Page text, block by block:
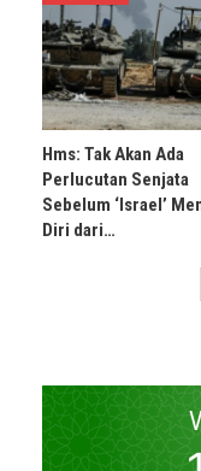
Hms: Tak Akan Ada
Perlucutan Senjata
Sebelum ‘Israel’
Diri dari…